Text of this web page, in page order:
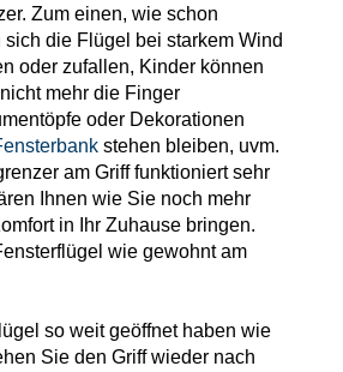
Zum einen, wie schon
die Flügel bei starkem Wind
oder zufallen, Kinder können
mehr die Finger
oder Dekorationen
stehen bleiben, uvm.
am Griff funktioniert sehr
Ihnen wie Sie noch mehr
in Ihr Zuhause bringen.
wie gewohnt am
so weit geöffnet haben wie
Sie den Griff wieder nach